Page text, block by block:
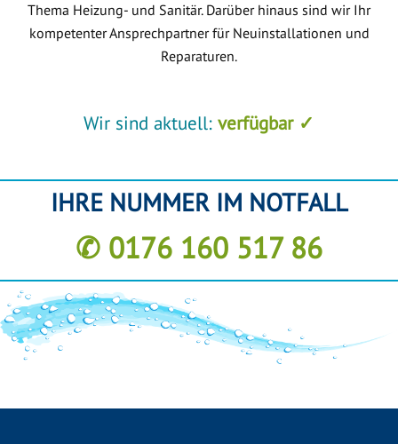
Thema Heizung- und Sanitär. Darüber hinaus sind wir Ihr
kompetenter Ansprechpartner für Neuinstallationen und
Reparaturen.
Wir sind aktuell: verfügbar ✓
IHRE NUMMER IM NOTFALL
✆ 0176 160 517 86